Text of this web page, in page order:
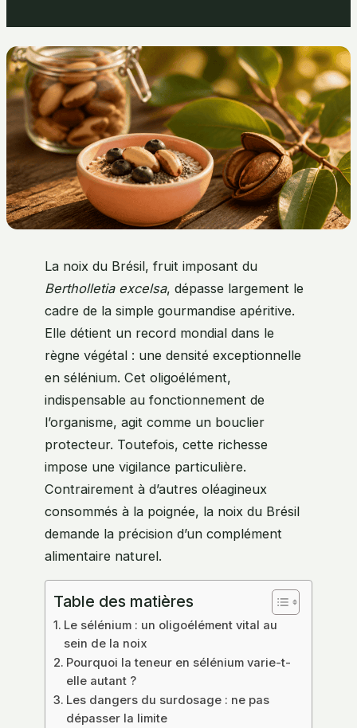
La noix du Brésil, fruit imposant du
Bertholletia excelsa, dépasse largement le
cadre de la simple gourmandise apéritive.
Elle détient un record mondial dans le
règne végétal : une densité exceptionnelle
en sélénium. Cet oligoélément,
indispensable au fonctionnement de
l’organisme, agit comme un bouclier
protecteur. Toutefois, cette richesse
impose une vigilance particulière.
Contrairement à d’autres oléagineux
consommés à la poignée, la noix du Brésil
demande la précision d’un complément
alimentaire naturel.
Table des matières
Le sélénium : un oligoélément vital au
sein de la noix
Pourquoi la teneur en sélénium varie-t-
elle autant ?
Les dangers du surdosage : ne pas
dépasser la limite